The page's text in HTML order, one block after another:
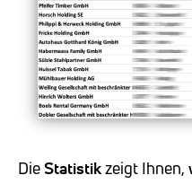
DieStatistikzeigt Ihnen,